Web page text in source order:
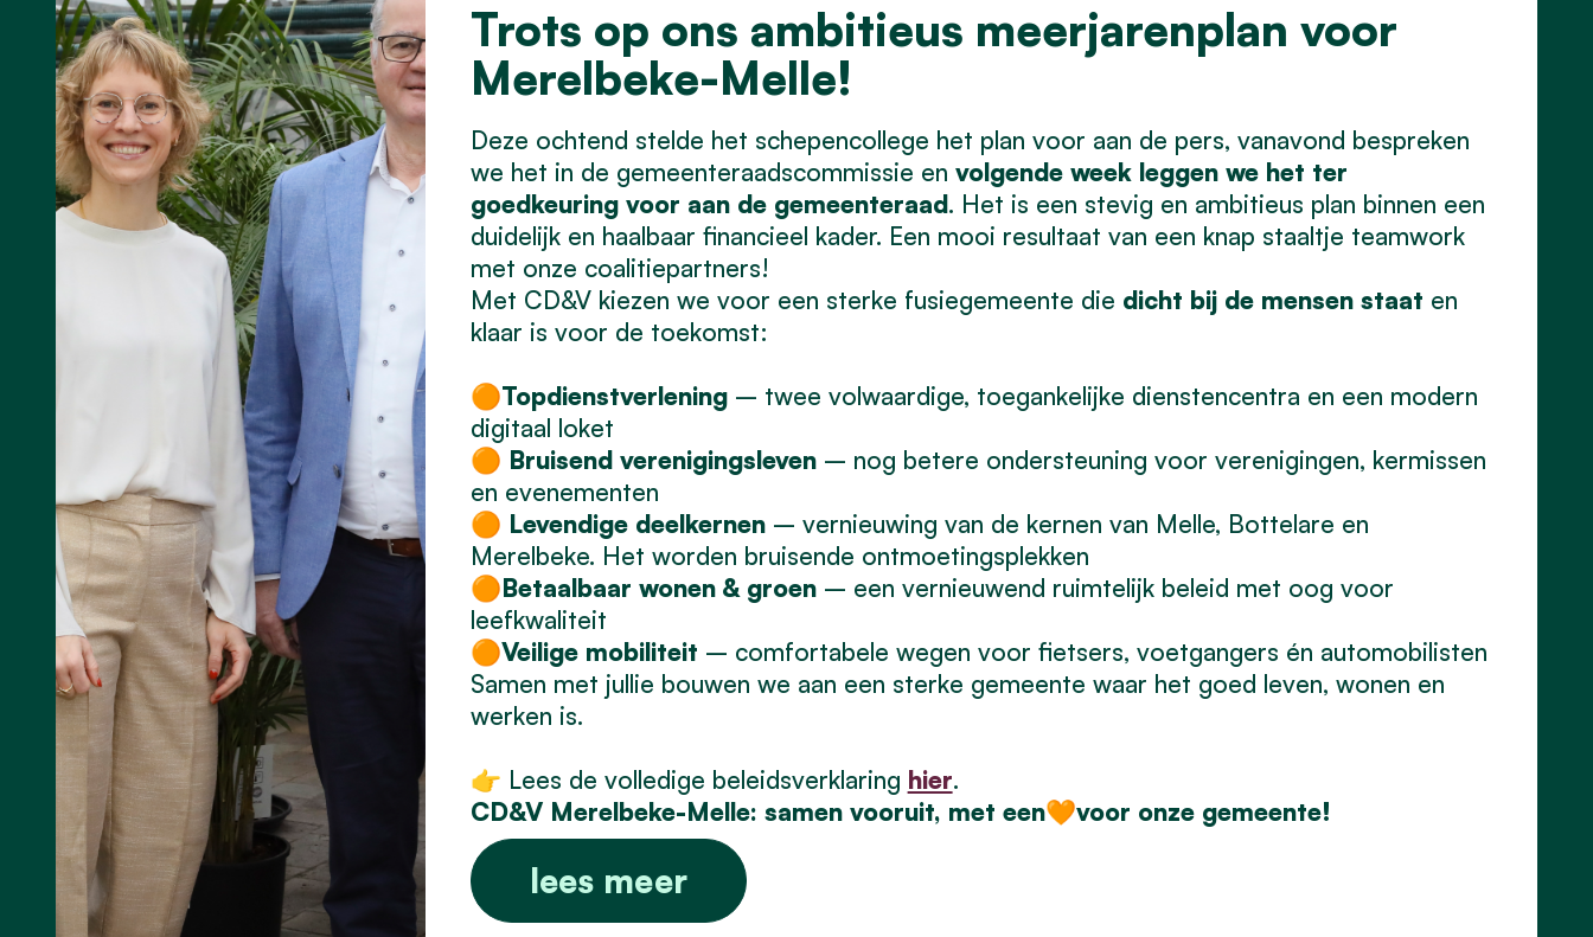
Trots op ons ambitieus meerjarenplan voor
Merelbeke-Melle!
Deze ochtend stelde het schepencollege het plan voor aan de pers, vanavond bespreken
we het in de gemeenteraadscommissie en volgende week leggen we het ter
goedkeuring voor aan de gemeenteraad. Het is een stevig en ambitieus plan binnen een
duidelijk en haalbaar financieel kader. Een mooi resultaat van een knap staaltje teamwork
met onze coalitiepartners!
Met CD&V kiezen we voor een sterke fusiegemeente die dicht bij de mensen staat en
klaar is voor de toekomst:
🟠Topdienstverlening– twee volwaardige, toegankelijke dienstencentra en een modern
digitaal loket
🟠 Bruisend verenigingsleven– nog betere ondersteuning voor verenigingen, kermissen
en evenementen
🟠 Levendige deelkernen– vernieuwing van de kernen van Melle, Bottelare en
Merelbeke. Het worden bruisende ontmoetingsplekken
🟠Betaalbaar wonen & groen– een vernieuwend ruimtelijk beleid met oog voor
leefkwaliteit
🟠Veilige mobiliteit – comfortabele wegen voor fietsers, voetgangers én automobilisten
Samen met jullie bouwen we aan een sterke gemeente waar het goed leven, wonen en
werken is.
👉 Lees de volledige beleidsverklaring hier.
CD&V Merelbeke-Melle: samen vooruit, met een🧡voor onze gemeente!
lees meer